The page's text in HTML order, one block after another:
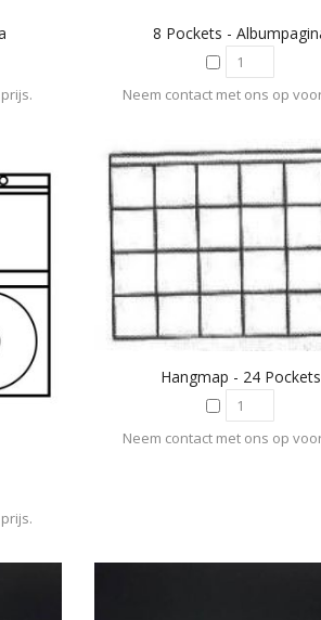
8 Pockets -
Neem contact met ons op
Hangmap - 24 Pockets
Neem contact met ons op